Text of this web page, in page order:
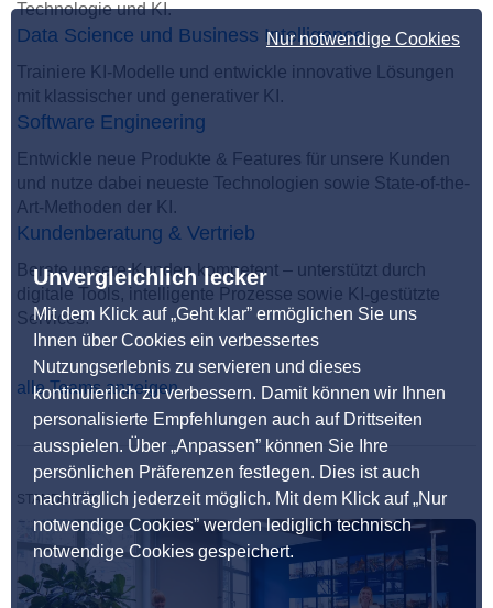
Nur notwendige Cookies
Unvergleichlich lecker
Mit dem Klick auf „Geht klar” ermöglichen Sie uns
Ihnen über Cookies ein verbessertes
Nutzungserlebnis zu servieren und dieses
kontinuierlich zu verbessern. Damit können wir Ihnen
personalisierte Empfehlungen auch auf Drittseiten
ausspielen. Über „Anpassen” können Sie Ihre
persönlichen Präferenzen festlegen. Dies ist auch
nachträglich jederzeit möglich. Mit dem Klick auf „Nur
notwendige Cookies” werden lediglich technisch
notwendige Cookies gespeichert.
Technologie und KI.
Data Science und Business Intelligence
Trainiere KI-Modelle und entwickle innovative Lösungen
mit klassischer und generativer KI.
Software Engineering
Entwickle neue Produkte & Features für unsere Kunden
und nutze dabei neueste Technologien sowie State-of-the-
Art-Methoden der KI.
Kundenberatung & Vertrieb
Berate unsere Kunden kompetent – unterstützt durch
digitale Tools, intelligente Prozesse sowie KI-gestützte
Services.
alle Teams anzeigen
STANDORTE